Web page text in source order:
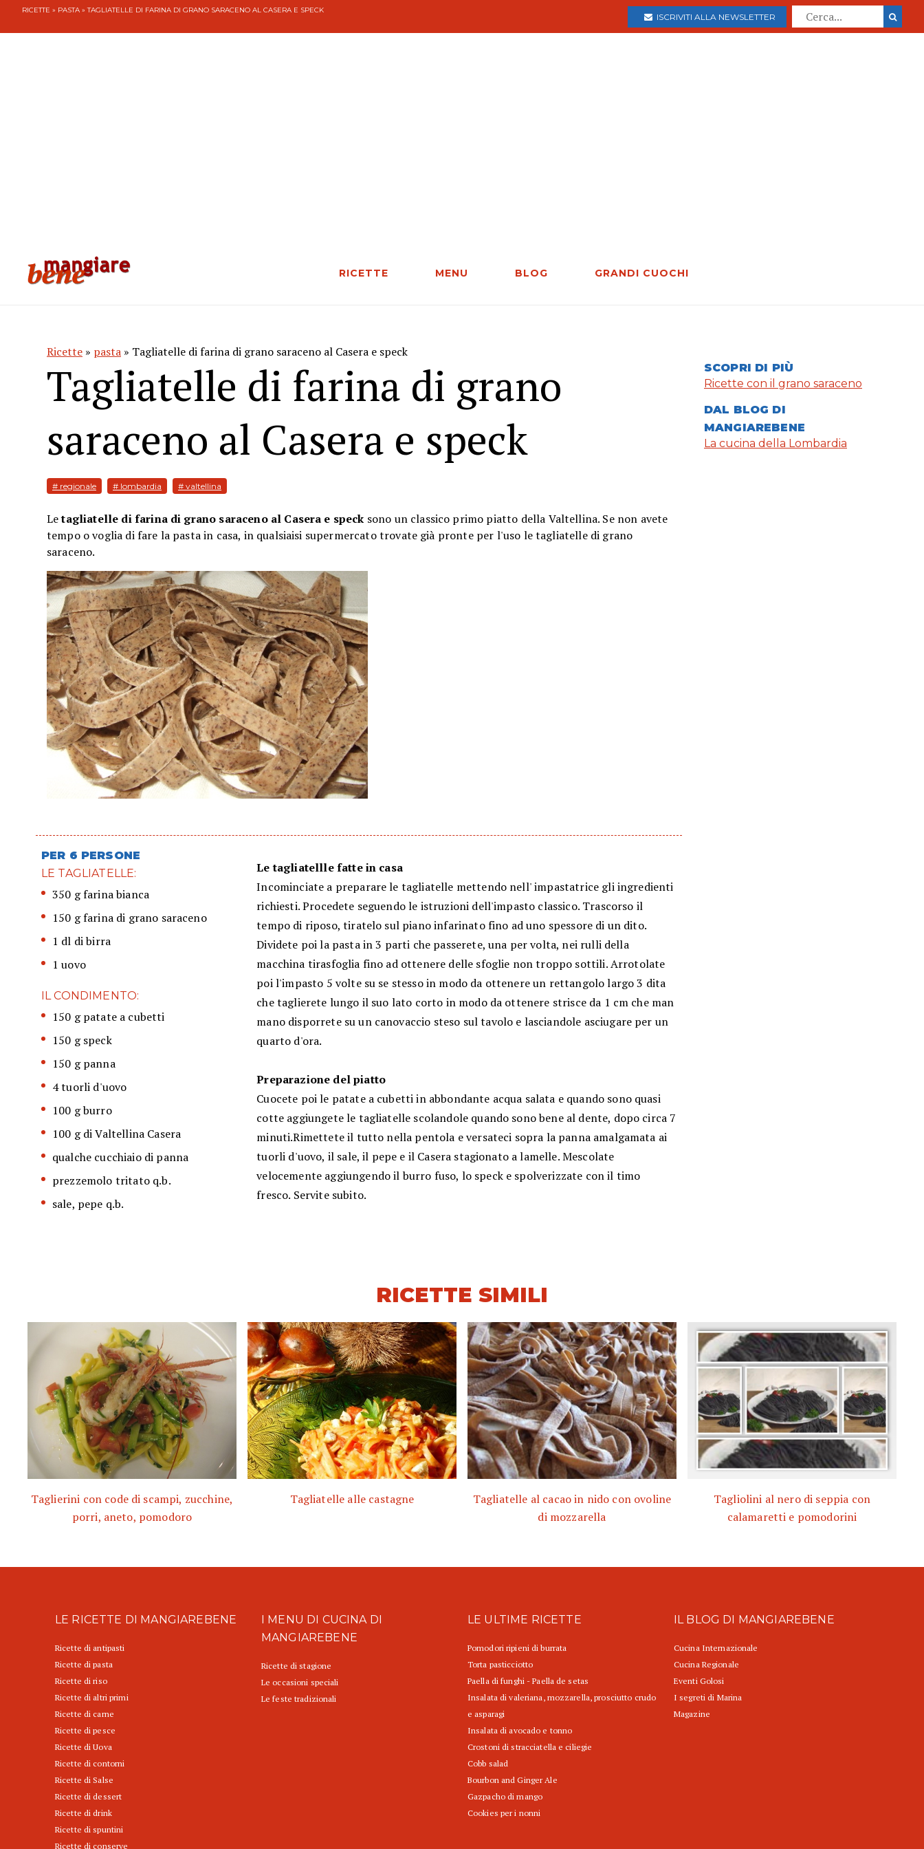
RICETTE » PASTA » TAGLIATELLE DI FARINA DI GRANO SARACENO AL CASERA E SPECK
ISCRIVITI ALLA NEWSLETTER
RICETTE MENU BLOG GRANDI CUOCHI
Ricette » pasta » Tagliatelle di farina di grano saraceno al Casera e speck
Tagliatelle di farina di grano
saraceno al Casera e speck
# regionale # lombardia # valtellina
Letagliatelle di farina di grano saraceno al Casera e speck sono un classico primo piatto della Valtellina. Se non avete
tempo o voglia di fare la pasta in casa, in qualsiaisi supermercato trovate già pronte per l'uso le tagliatelle di grano
saraceno.
PER 6 PERSONE
LE TAGLIATELLE:
350 g farina bianca
150 g farina di grano saraceno
1 dl di birra
1 uovo
IL CONDIMENTO:
150 g patate a cubetti
150 g speck
150 g panna
4 tuorli d'uovo
100 g burro
100 g di Valtellina Casera
qualche cucchiaio di panna
prezzemolo tritato q.b.
sale, pepe q.b.
Le tagliatellle fatte in casa
Incominciate a preparare le tagliatelle mettendo nell' impastatrice gli ingredienti
richiesti. Procedete seguendo le istruzioni dell'impasto classico. Trascorso il
tempo di riposo, tiratelo sul piano infarinato fino ad uno spessore di un dito.
Dividete poi la pasta in 3 parti che passerete, una per volta, nei rulli della
macchina tirasfoglia fino ad ottenere delle sfoglie non troppo sottili. Arrotolate
poi l'impasto 5 volte su se stesso in modo da ottenere un rettangolo largo 3 dita
che taglierete lungo il suo lato corto in modo da ottenere strisce da 1 cm che man
mano disporrete su un canovaccio steso sul tavolo e lasciandole asciugare per un
quarto d'ora.
Preparazione del piatto
Cuocete poi le patate a cubetti in abbondante acqua salata e quando sono quasi
cotte aggiungete le tagliatelle scolandole quando sono bene al dente, dopo circa 7
minuti.Rimettete il tutto nella pentola e versateci sopra la panna amalgamata ai
tuorli d'uovo, il sale, il pepe e il Casera stagionato a lamelle. Mescolate
velocemente aggiungendo il burro fuso, lo speck e spolverizzate con il timo
fresco. Servite subito.
SCOPRI DI PIÙ
Ricette con il grano saraceno
DAL BLOG DI
MANGIAREBENE
La cucina della Lombardia
RICETTE SIMILI
Taglierini con code di scampi, zucchine,
porri, aneto, pomodoro
Tagliatelle alle castagne
Tagliatelle al cacao in nido con ovoline
di mozzarella
Tagliolini al nero di seppia con
calamaretti e pomodorini
LE RICETTE DI MANGIAREBENE
Ricette di antipasti
Ricette di pasta
Ricette di riso
Ricette di altri primi
Ricette di carne
Ricette di pesce
Ricette di Uova
Ricette di contorni
Ricette di Salse
Ricette di dessert
Ricette di drink
Ricette di spuntini
Ricette di conserve
I MENU DI CUCINA DI
MANGIAREBENE
Ricette di stagione
Le occasioni speciali
Le feste tradizionali
LE ULTIME RICETTE
Pomodori ripieni di burrata
Torta pasticciotto
Paella di funghi - Paella de setas
Insalata di valeriana, mozzarella, prosciutto crudo
e asparagi
Insalata di avocado e tonno
Crostoni di stracciatella e ciliegie
Cobb salad
Bourbon and Ginger Ale
Gazpacho di mango
Cookies per i nonni
IL BLOG DI MANGIAREBENE
Cucina Internazionale
Cucina Regionale
Eventi Golosi
I segreti di Marina
Magazine